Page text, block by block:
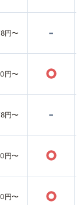
円〜 -
円〜 ○
円〜 -
円〜 ○
円〜 ○